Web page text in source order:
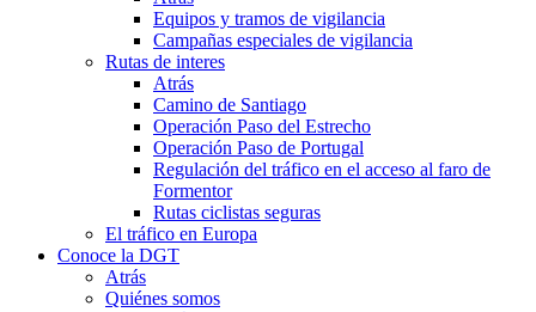
Equipos y tramos de vigilancia
Campañas especiales de vigilancia
Rutas de interes
Atrás
Camino de Santiago
Operación Paso del Estrecho
Operación Paso de Portugal
Regulación del tráfico en el acceso al faro de
Formentor
Rutas ciclistas seguras
El tráfico en Europa
Conoce la DGT
Atrás
Quiénes somos